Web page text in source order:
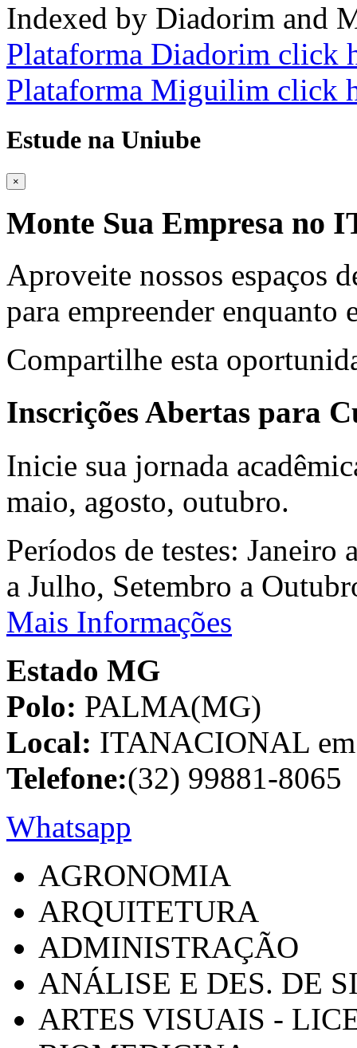
Indexed by Diadorim and
Plataforma Diadorim click
Plataforma Miguilim click
Estude na Uniube
×
Monte Sua Empresa no
Aproveite nossos espaços
para empreender enquanto
Compartilhe esta
Inscrições Abertas para
Inicie sua jornada
maio, agosto, outubro.
Períodos de testes:
a Julho, Setembro a
Mais Informações
Estado MG
Polo: PALMA(MG)
Local: ITANACIONAL
Telefone:(32) 99881-8065
Whatsapp
AGRONOMIA
ARQUITETURA
ADMINISTRAÇÃO
ANÁLISE E DES. DE
ARTES VISUAIS -